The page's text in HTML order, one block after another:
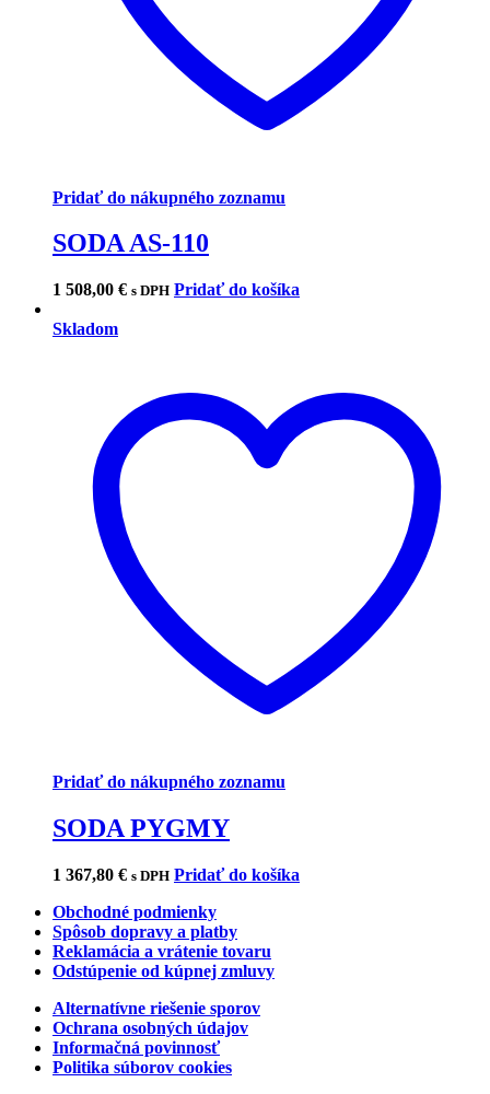
Pridať do nákupného zoznamu
SODA AS-110
1 508,00 € s DPH Pridať do košíka
Skladom
Pridať do nákupného zoznamu
SODA PYGMY
1 367,80 € s DPH Pridať do košíka
Obchodné podmienky
Spôsob dopravy a platby
Reklamácia a vrátenie tovaru
Odstúpenie od kúpnej zmluvy
Alternatívne riešenie sporov
Ochrana osobných údajov
Informačná povinnosť
Politika súborov cookies